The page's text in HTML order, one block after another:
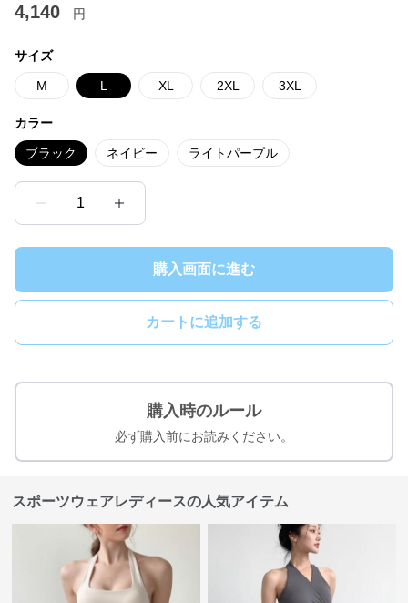
4,140 円
サイズ
M L XL 2XL 3XL
カラー
ブラック ネイビー ライトパープル
1
購入画面に進む
カートに追加する
購入時のルール
必ず購入前にお読みください。
スポーツウェアレディースの人気アイテム